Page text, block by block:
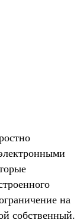
на
собственный.